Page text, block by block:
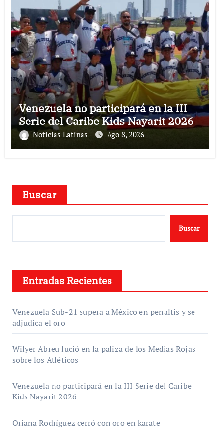
Venezuela no participará en la III
Serie del Caribe Kids Nayarit 2026
Noticias Latinas Ago 8, 2026
Buscar
Buscar
Entradas Recientes
Venezuela Sub-21 supera a México en penaltis y se
adjudica el oro
Wilyer Abreu lució en la paliza de los Medias Rojas
sobre los Atléticos
Venezuela no participará en la III Serie del Caribe
Kids Nayarit 2026
Oriana Rodríguez cerró con oro en karate